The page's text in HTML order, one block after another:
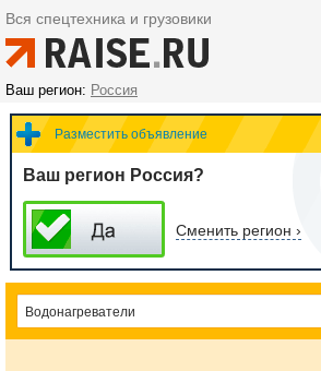
Вся спецтехника и грузовики
Ваш регион: Россия
Разместить объявление
Ваш регион Россия?
Сменить регион ›